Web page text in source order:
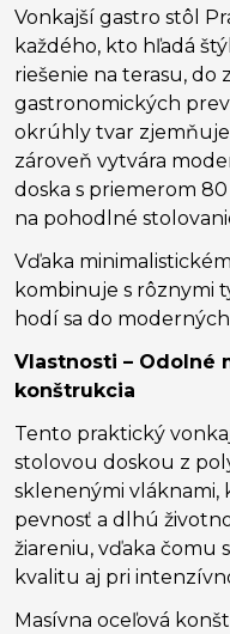
Vonkajší gastro stôl
každého, kto hľadá
riešenie na terasu, do
gastronomických
okrúhly tvar
zároveň vytvára
doska s priemerom
na pohodlné
Vďaka
kombinuje s rôznymi
hodí sa do
Vlastnosti – Odolné
konštrukcia
Tento praktický
stolovou doskou z
sklenenými vláknami,
pevnosť a dlhú
žiareniu, vďaka čomu
kvalitu aj pri
Masívna oceľová